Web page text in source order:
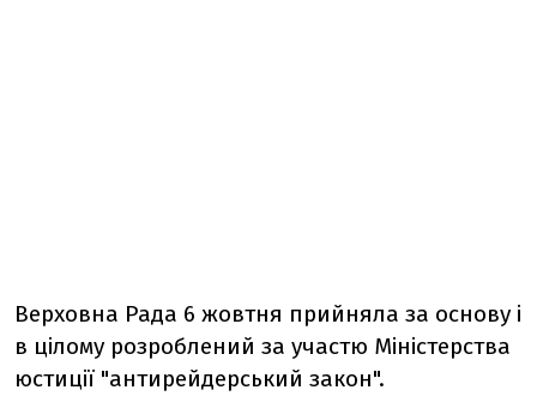
Верховна Рада 6 жовтня прийняла за основу і
в цілому розроблений за участю Міністерства
юстиції "антирейдерський закон".